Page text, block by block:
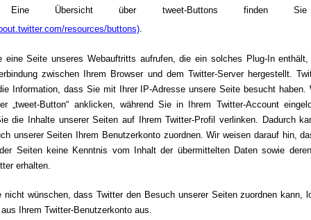
Eine Übersicht über tweet-Buttons finden
resources/buttons).
eine Seite unseres Webauftritts aufrufen, die ein solches Plug-In
zwischen Ihrem Browser und dem Twitter-Server hergestellt.
Information, dass Sie mit Ihrer IP-Adresse unsere Seite besucht haben.
„tweet-Button“ anklicken, während Sie in Ihrem Twitter-Account
die Inhalte unserer Seiten auf Ihrem Twitter-Profil verlinken. Dadurch
unserer Seiten Ihrem Benutzerkonto zuordnen. Wir weisen darauf hin,
Seiten keine Kenntnis vom Inhalt der übermittelten Daten sowie
erhalten.
nicht wünschen, dass Twitter den Besuch unserer Seiten zuordnen kann,
Ihrem Twitter-Benutzerkonto aus.